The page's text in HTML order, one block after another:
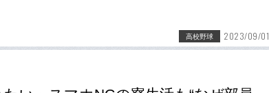
高校野球 2023/09/01